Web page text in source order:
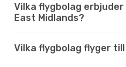
Vilka flygbolag
East Midlands?
Vilka flygbolag flyger